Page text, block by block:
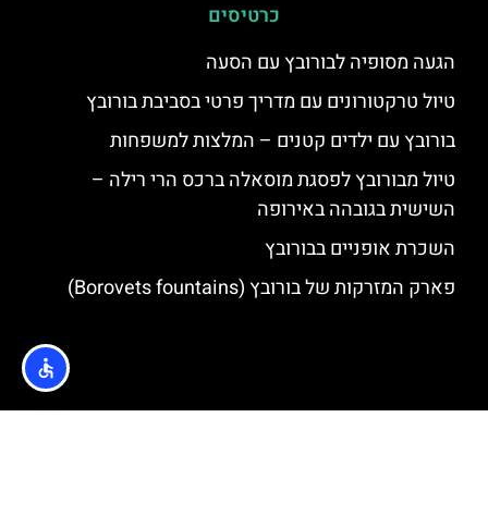
כרטיסים
הגעה מסופיה לבורובץ עם הסעה
טיול טרקטורונים עם מדריך פרטי בסביבת בורובץ
בורובץ עם ילדים קטנים – המלצות למשפחות
טיול מבורובץ לפסגת מוסאלה ברכס הרי רילה –
השישית בגובהה באירופה
השכרת אופניים בבורובץ
פארק המזרקות של בורובץ (Borovets fountains)